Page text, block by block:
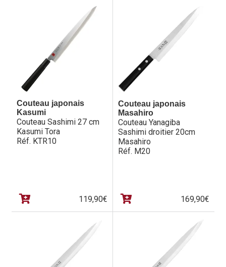
Couteau japonais
Kasumi
Couteau Sashimi 27 cm
Kasumi Tora
Réf. KTR10
119,90€
Couteau japonais
Masahiro
Couteau Yanagiba
Sashimi droitier 20cm
Masahiro
Réf. M20
169,90€